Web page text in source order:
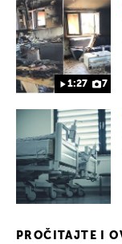
1:27 7
PROČITAJTE I